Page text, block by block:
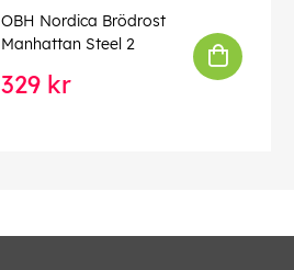
OBH Nordica Brödrost
Manhattan Steel 2
329 kr